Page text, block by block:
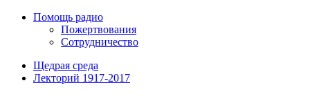
Помощь радио
Пожертвования
Сотрудничество
Щедрая среда
Лекторий 1917-2017